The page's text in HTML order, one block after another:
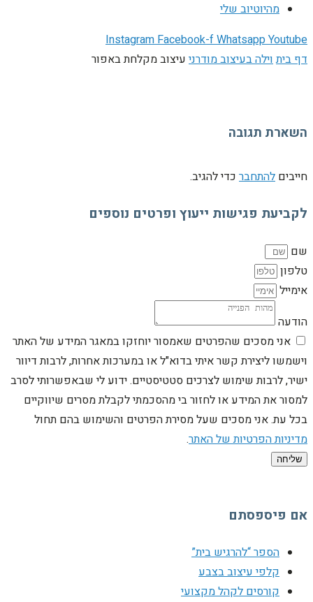
מהיוטיוב שלי
InstagramFacebook-fWhatsappYoutube
דף ביתוילה בעיצוב מודרני עיצוב מקלחת באפור
השארת תגובה
חייבים להתחבר כדי להגיב.
לקביעת פגישות ייעוץ ופרטים נוספים
שם
טלפון
אימייל
הודעה
אני מסכים שהפרטים שאמסור יוחזקו במאגר המידע של האתר
וישמשו ליצירת קשר איתי בדוא"ל או במערכות אחרות, לרבות דיוור
ישיר, לרבות שימוש לצרכים סטטיסטיים. ידוע לי שבאפשרותי לסרב
למסור את המידע או לחזור בי מהסכמתי לקבלת מסרים שיווקיים
בכל עת. אני מסכים שעל מסירת הפרטים והשימוש בהם תחול
מדיניות הפרטיות של האתר.
שליחה
אם פיספסתם
הספר “להרגיש בית”
קלפי עיצוב בצבע
קורסים לקהל מקצועי